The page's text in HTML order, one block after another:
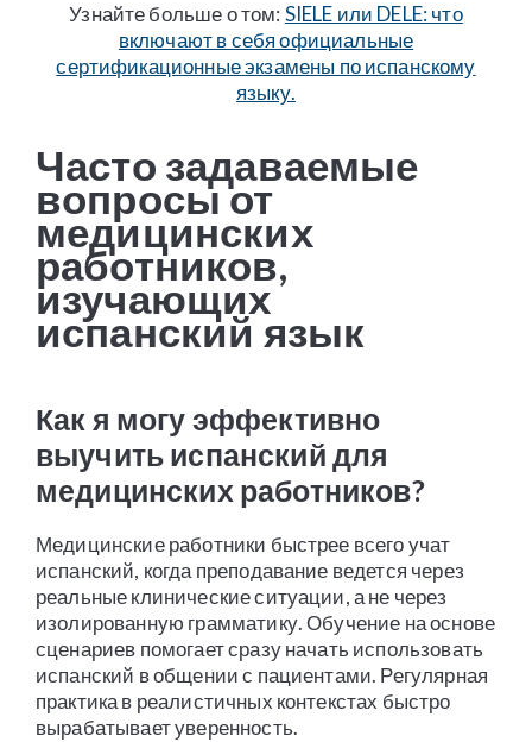
Узнайте больше о том: SIELE или DELE: что
включают в себя официальные
сертификационные экзамены по испанскому
языку.
Часто задаваемые
вопросы от
медицинских
работников,
изучающих
испанский язык
Как я могу эффективно
выучить испанский для
медицинских работников?
Медицинские работники быстрее всего учат
испанский, когда преподавание ведется через
реальные клинические ситуации, а не через
изолированную грамматику. Обучение на основе
сценариев помогает сразу начать использовать
испанский в общении с пациентами. Регулярная
практика в реалистичных контекстах быстро
вырабатывает уверенность.